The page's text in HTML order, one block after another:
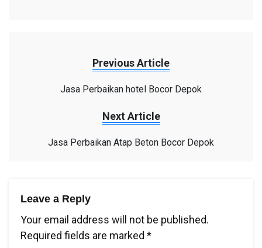
Previous Article
Jasa Perbaikan hotel Bocor Depok
Next Article
Jasa Perbaikan Atap Beton Bocor Depok
Leave a Reply
Your email address will not be published.
Required fields are marked *